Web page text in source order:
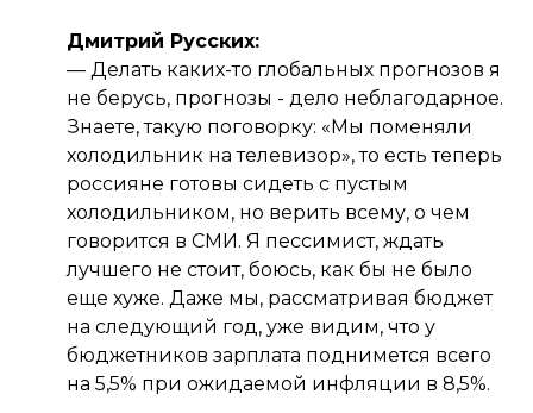
Дмитрий Русских:
— Делать каких-то глобальных прогнозов я
не берусь, прогнозы - дело неблагодарное.
Знаете, такую поговорку: «Мы поменяли
холодильник на телевизор», то есть теперь
россияне готовы сидеть с пустым
холодильником, но верить всему, о чем
говорится в СМИ. Я пессимист, ждать
лучшего не стоит, боюсь, как бы не было
еще хуже. Даже мы, рассматривая бюджет
на следующий год, уже видим, что у
бюджетников зарплата поднимется всего
на 5,5% при ожидаемой инфляции в 8,5%.